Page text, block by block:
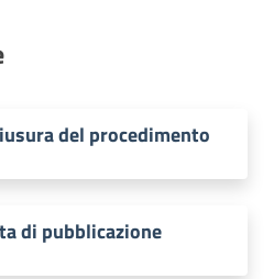
del procedimento
di pubblicazione